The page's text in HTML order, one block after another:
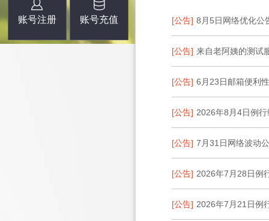
账号注册 账号充值 [公告] 8月5日网络优化公
[公告] 来自老阿姨的测试
[公告] 6月23日邮箱便利
[公告] 2026年8月4日例
[公告] 7月31日网络波动
[公告] 2026年7月28日例
[公告] 2026年7月21日例